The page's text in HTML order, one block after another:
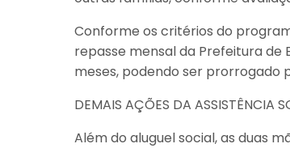
Conforme os critérios do
repasse mensal da Prefeitura de
meses, podendo ser prorrogado
DEMAIS AÇÕES DA ASSISTÊNCIA
Além do aluguel social, as duas